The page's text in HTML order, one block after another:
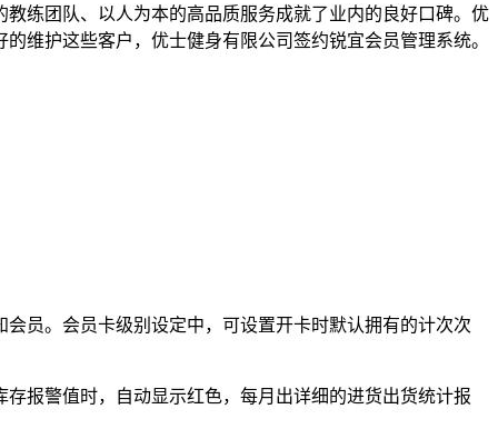
练团队、以人为本的高品质服务成就了业内的良好口碑。优
维护这些客户，优士健身有限公司签约锐宜会员管理系统。
员。会员卡级别设定中，可设置开卡时默认拥有的计次次
报警值时，自动显示红色，每月出详细的进货出货统计报